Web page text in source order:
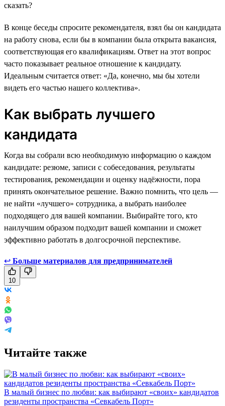
сказать?
В конце беседы спросите рекомендателя, взял бы он кандидата
на работу снова, если бы в компании была открыта вакансия,
соответствующая его квалификациям. Ответ на этот вопрос
часто показывает реальное отношение к кандидату.
Идеальным считается ответ: «Да, конечно, мы бы хотели
видеть его частью нашего коллектива».
Как выбрать лучшего
кандидата
Когда вы собрали всю необходимую информацию о каждом
кандидате: резюме, записи с собеседования, результаты
тестирования, рекомендации и оценку надёжности, пора
принять окончательное решение. Важно помнить, что цель —
не найти «лучшего» сотрудника, а выбрать наиболее
подходящего для вашей компании. Выбирайте того, кто
наилучшим образом подходит вашей компании и сможет
эффективно работать в долгосрочной перспективе.
↩ Больше материалов для предпринимателей
10
Читайте также
В малый бизнес по любви: как выбирают «своих» кандидатов
резиденты пространства «Севкабель Порт»